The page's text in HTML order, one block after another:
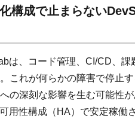
構成で止まらない
は、コード管理、CI/CD、課
これが何らかの障害で停止
の深刻な影響を生む可能性が
用性構成（HA）で安定稼働